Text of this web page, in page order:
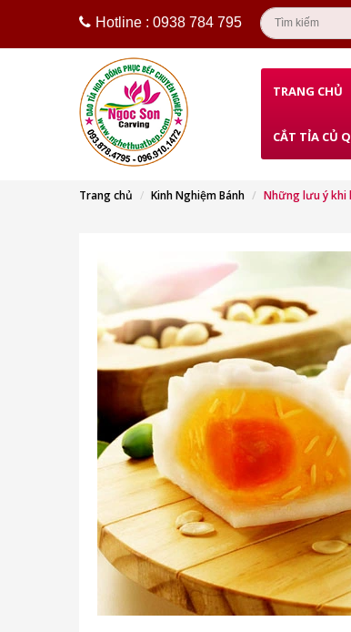
Hotline : 0938 784 795
TRANG CHỦ
CẮT TỈA CỦ
Trang chủ Kinh Nghiệm Bánh Những lưu ý khi